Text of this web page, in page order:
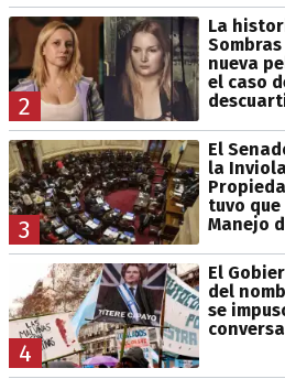
2
La
nueva
el caso
3
El
la
tuvo que
Manejo
4
El
del
se